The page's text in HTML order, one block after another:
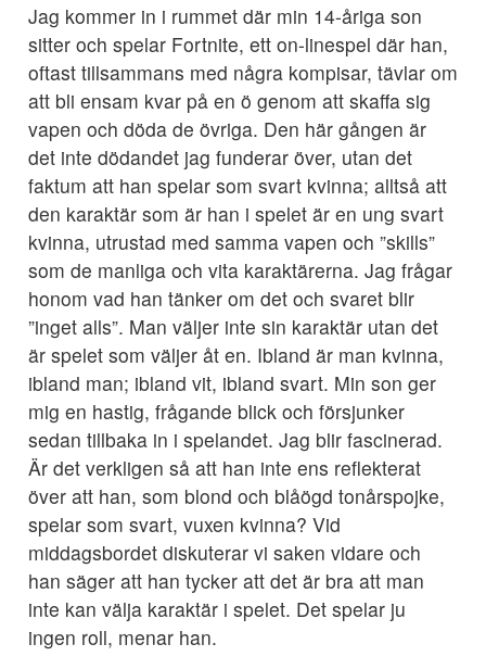
Jag kommer in i rummet där min 14-åriga son
sitter och spelar Fortnite, ett on-linespel där han,
oftast tillsammans med några kompisar, tävlar om
att bli ensam kvar på en ö genom att skaffa sig
vapen och döda de övriga. Den här gången är
det inte dödandet jag funderar över, utan det
faktum att han spelar som svart kvinna; alltså att
den karaktär som är han i spelet är en ung svart
kvinna, utrustad med samma vapen och ”skills”
som de manliga och vita karaktärerna. Jag frågar
honom vad han tänker om det och svaret blir
”inget alls”. Man väljer inte sin karaktär utan det
är spelet som väljer åt en. Ibland är man kvinna,
ibland man; ibland vit, ibland svart. Min son ger
mig en hastig, frågande blick och försjunker
sedan tillbaka in i spelandet. Jag blir fascinerad.
Är det verkligen så att han inte ens reflekterat
över att han, som blond och blåögd tonårspojke,
spelar som svart, vuxen kvinna? Vid
middagsbordet diskuterar vi saken vidare och
han säger att han tycker att det är bra att man
inte kan välja karaktär i spelet. Det spelar ju
ingen roll, menar han.